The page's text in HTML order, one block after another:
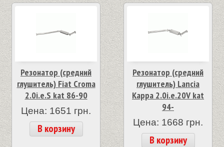
Резонатор (средний
глушитель) Fiat Croma
2.0i.e.S kat 86-90
Цена: 1651 грн.
В корзину
Резонатор (средний
глушитель) Lancia
Kappa 2.0i.e.20V kat
94-
Цена: 1668 грн.
В корзину